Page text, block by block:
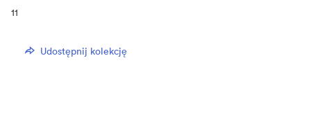
11
Udostępnij kolekcję